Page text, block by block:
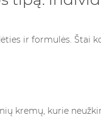
ir formulės. Štai
kremų, kurie